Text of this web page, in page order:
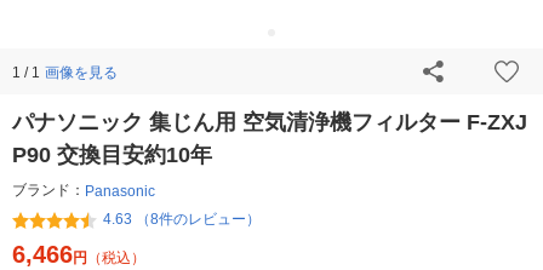
1 / 1 画像を見る
パナソニック 集じん用 空気清浄機フィルター F-ZXJ
P90 交換目安約10年
ブランド： Panasonic
4.63 （8件のレビュー）
6,466円 （税込）